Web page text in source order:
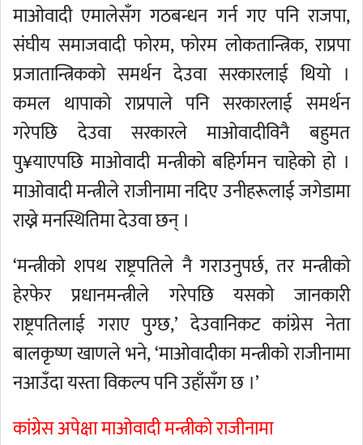
माओवादी एमालेसँग गठबन्धन गर्न गए पनि राजपा,
संघीय समाजवादी फोरम, फोरम लोकतान्त्रिक, राप्रपा
प्रजातान्त्रिकको समर्थन देउवा सरकारलाई थियो ।
कमल थापाको राप्रपाले पनि सरकारलाई समर्थन
गरेपछि देउवा सरकारले माओवादीविनै बहुमत
पु¥याएपछि माओवादी मन्त्रीको बहिर्गमन चाहेको हो ।
माओवादी मन्त्रीले राजीनामा नदिए उनीहरूलाई जगेडामा
राख्ने मनस्थितिमा देउवा छन् ।
‘मन्त्रीको शपथ राष्ट्रपतिले नै गराउनुपर्छ, तर मन्त्रीको
हेरफेर प्रधानमन्त्रीले गरेपछि यसको जानकारी
राष्ट्रपतिलाई गराए पुग्छ,’ देउवानिकट कांग्रेस नेता
बालकृष्ण खाणले भने, ‘माओवादीका मन्त्रीको राजीनामा
नआउँदा यस्ता विकल्प पनि उहाँसँग छ ।’
कांग्रेस अपेक्षा माओवादी मन्त्रीको राजीनामा